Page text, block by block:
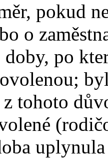
pokud
o
po
z tohoto